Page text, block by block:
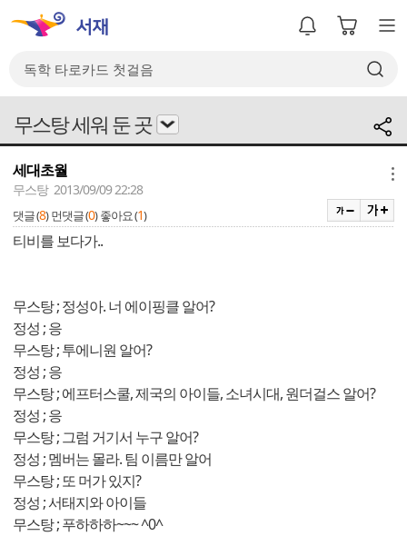
무스탕 세워 둔 곳
세대초월
무스탕 2013/09/09 22:28
댓글 (8) 먼댓글 (0) 좋아요 (1)
티비를 보다가..
무스탕 ; 정성아. 너 에이핑클 알어?
정성 ; 응
무스탕 ; 투에니원 알어?
정성 ; 응
무스탕 ; 에프터스쿨, 제국의 아이들, 소녀시대, 원더걸스 알어?
정성 ; 응
무스탕 ; 그럼 거기서 누구 알어?
정성 ; 멤버는 몰라. 팀 이름만 알어
무스탕 ; 또 머가 있지?
정성 ; 서태지와 아이들
무스탕 ; 푸하하하~~~ ^0^